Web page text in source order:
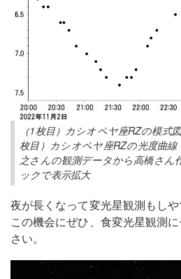
（1枚目）カシオペヤ座RZの模式
枚目）カシオペヤ座RZの光度曲
之さんの観測データから高橋さん
ックで表示拡大
夜が長くなって変光星観測もしや
この機会にぜひ、食変光星観測
さい。